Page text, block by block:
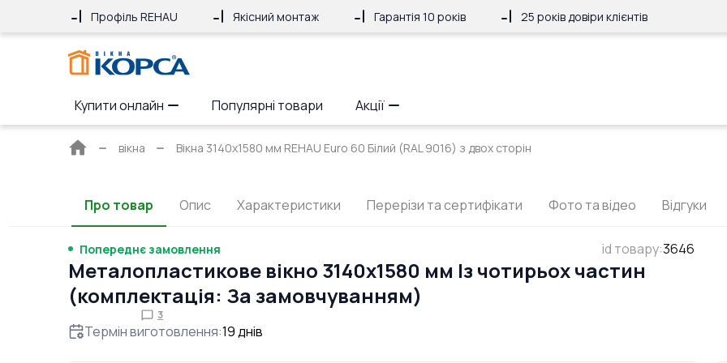
Профіль REHAU Якісний монтаж Гарантія 10 років 25 років довіри клієнтів
Купити онлайн Популярні товари Акції
Головна
вікна Вікна 3140x1580 мм REHAU Euro 60 Білий (RAL 9016) з двох сторін
Про товар Опис Характеристики Перерізи та сертифікати Фото та відео Відгуки
Попереднє замовлення id товару:3646
Металопластикове вікно 3140x1580 мм Із чотирьох частин
(комплектація: За замовчуванням)
3
Термін виготовлення:19днів